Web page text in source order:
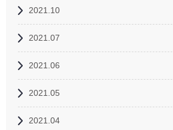
2021.10
2021.07
2021.06
2021.05
2021.04